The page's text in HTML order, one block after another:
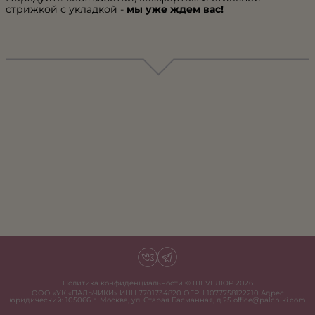
стрижкой с укладкой - мы уже ждем вас!
Политика конфиденциальности © ШЕVЕЛЮР 2026
ООО «УК «ПАЛЬЧИКИ» ИНН 7701734820 ОГРН 1077758122210 Адрес
юридический: 105066 г. Москва, ул. Старая Басманная, д.25 office@palchiki.com